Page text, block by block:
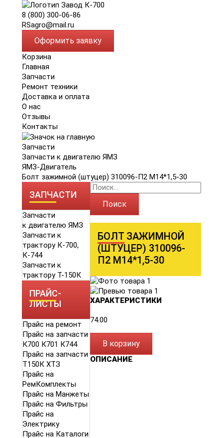
8 (800) 300-06-86
RSagro@mail.ru
Оформить заявку
Корзина
Главная
Запчасти
Ремонт техники
Доставка и оплата
О нас
Отзывы
Контакты
Запчасти
Запчасти к двигателю ЯМЗ
ЯМЗ-Двигатель
Болт зажимной (штуцер) 310096-П2 М14*1,5-30
ЗАПЧАСТИ
Запчасти
к двигателю ЯМЗ
Запчасти к
трактору К-700,
К-744
Запчасти к
трактору Т-150К
ПРАЙС-
ЛИСТЫ
Прайс на ремонт
Прайс на запчасти
К700 К701 К744
Прайс на запчасти
Т150К ХТЗ
Прайс на
РемКомплекты
Прайс на Манжеты
Прайс на Фильтры
Прайс на
Электрику
Прайс на Каталоги
Поиск
БОЛТ ЗАЖИМНОЙ
(ШТУЦЕР) 310096-
П2 М14*1,5-30
ХАРАКТЕРИСТИКИ
74.00
В корзину
ОПИСАНИЕ